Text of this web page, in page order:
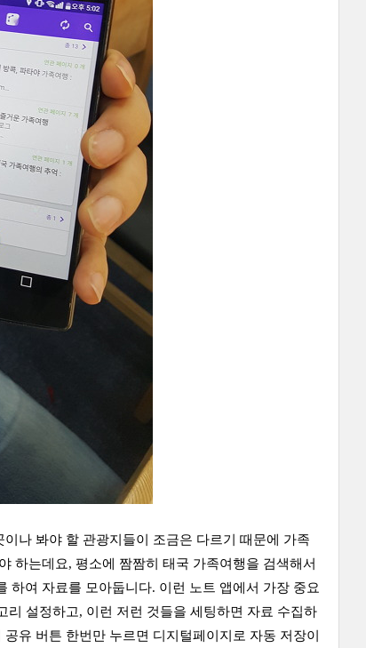
나 봐야 할 관광지들이 조금은 다르기 때문에 가족
하는데요, 평소에 짬짬히 태국 가족여행을 검색해서
하여 자료를 모아둡니다. 이런 노트 앱에서 가장 중요
설정하고, 이런 저런 것들을 세팅하면 자료 수집하
유 버튼 한번만 누르면 디지털페이지로 자동 저장이